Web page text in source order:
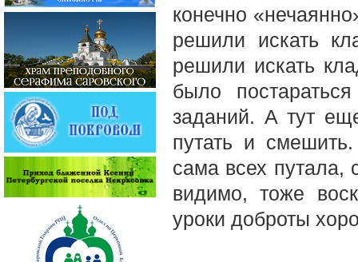
конечно
решили искать
решили искать
было
заданий. А тут
путать и
сама всех
видимо, тоже
уроки доброты